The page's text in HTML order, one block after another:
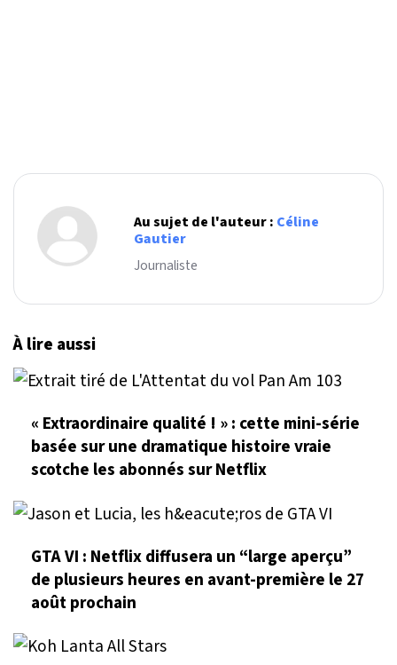
Au sujet de l'auteur : Céline
Gautier
Journaliste
À lire aussi
« Extraordinaire qualité ! » : cette mini-série
basée sur une dramatique histoire vraie
scotche les abonnés sur Netflix
GTA VI : Netflix diffusera un “large aperçu”
de plusieurs heures en avant-première le 27
août prochain